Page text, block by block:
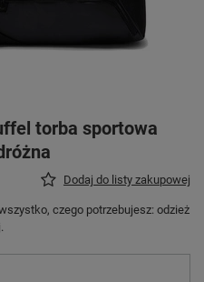
torba sportowa
Dodaj do listy zakupowej
czego potrzebujesz: odzież